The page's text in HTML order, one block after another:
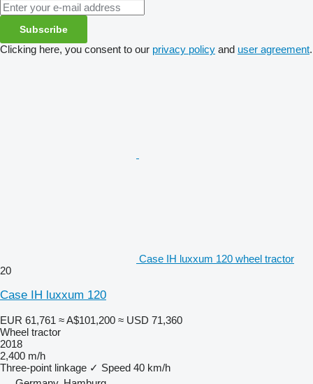
Subscribe
Clicking here, you consent to our privacy policy and user agreement.
Case IH luxxum 120 wheel tractor
20
Case IH luxxum 120
EUR 61,761 ≈ A$101,200 ≈ USD 71,360
Wheel tractor
2018
2,400 m/h
Three-point linkage ✓ Speed 40 km/h